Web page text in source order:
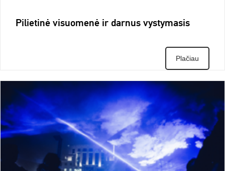
Pilietinė visuomenė ir darnus vystymasis
Plačiau